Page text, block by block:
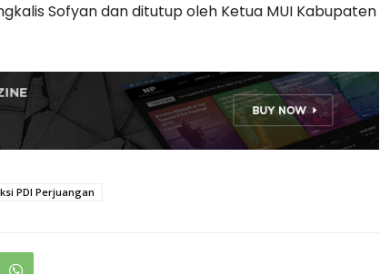
Sofyan dan ditutup oleh Ketua MUI Kabupaten
PDI Perjuangan